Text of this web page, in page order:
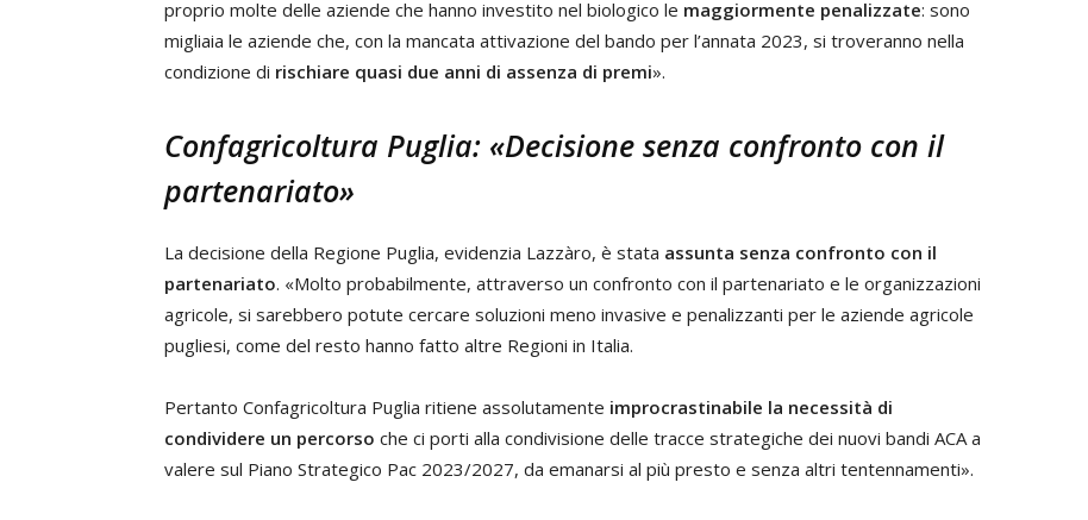
proprio molte delle aziende che hanno investito nel biologico le maggiormente penalizzate: sono
migliaia le aziende che, con la mancata attivazione del bando per l’annata 2023, si troveranno nella
condizione di rischiare quasi due anni di assenza di premi».
Confagricoltura Puglia: «Decisione senza confronto con il
partenariato»
La decisione della Regione Puglia, evidenzia Lazzàro, è stata assunta senza confronto con il
partenariato. «Molto probabilmente, attraverso un confronto con il partenariato e le organizzazioni
agricole, si sarebbero potute cercare soluzioni meno invasive e penalizzanti per le aziende agricole
pugliesi, come del resto hanno fatto altre Regioni in Italia.
Pertanto Confagricoltura Puglia ritiene assolutamente improcrastinabile la necessità di
condividere un percorso che ci porti alla condivisione delle tracce strategiche dei nuovi bandi ACA a
valere sul Piano Strategico Pac 2023/2027, da emanarsi al più presto e senza altri tentennamenti».